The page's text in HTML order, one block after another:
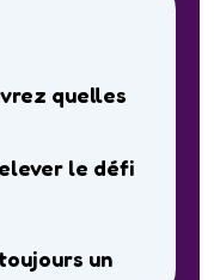
quelles
le défi
un